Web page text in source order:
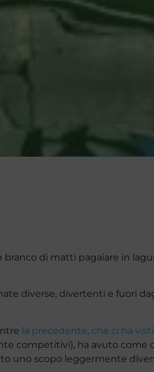
branco di matti pagaiare in
diverse, divertenti e fuori
la precedente, che ci ha
competitivi), ha avuto come
uno scopo leggermente